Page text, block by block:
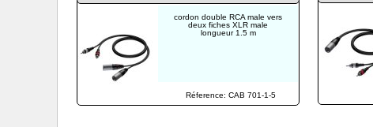
cordon double RCA male vers
deux fiches XLR male
longueur 1.5 m
Réference: CAB 701-1-5